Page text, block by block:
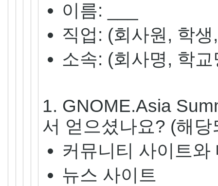
이름: ___
직업: (회사원, 학
소속: (회사명, 학
1. GNOME.Asia
서 얻으셨나요? (해
커뮤니티 사이트와
뉴스 사이트